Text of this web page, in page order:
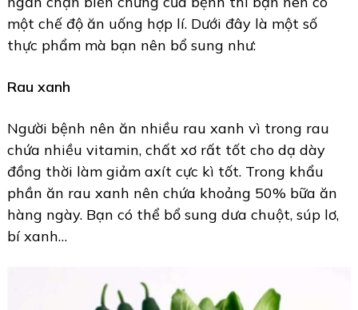
một chế độ ăn uống hợp lí. Dưới đây là một số
thực phẩm mà bạn nên bổ sung như:
Rau xanh
Người bệnh nên ăn nhiều rau xanh vì trong rau
chứa nhiều vitamin, chất xơ rất tốt cho dạ dày
đồng thời làm giảm axít cực kì tốt. Trong khẩu
phần ăn rau xanh nên chứa khoảng 50% bữa ăn
hàng ngày. Bạn có thể bổ sung dưa chuột, súp lơ,
bí xanh…